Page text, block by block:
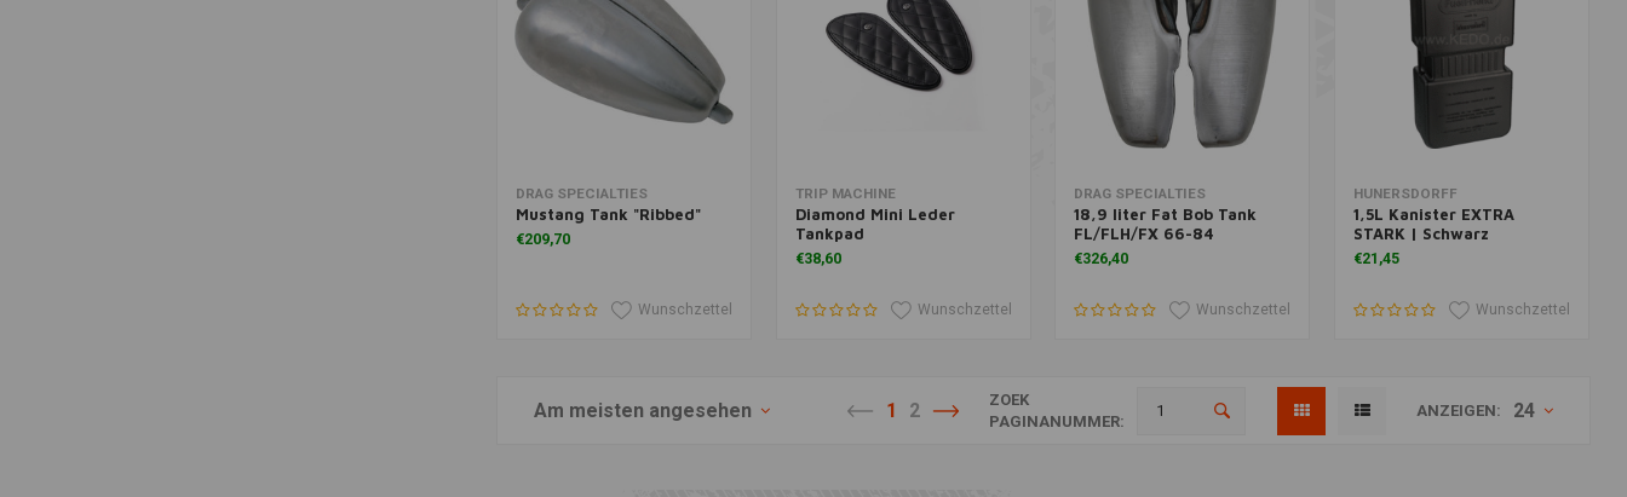
Zusatzinformation
DRAG SPECIALTIES
Mustang Tank "Ribbed"
€209,70
Wunschzettel
Zusatzinformation
TRIP MACHINE
Diamond Mini Leder
Tankpad
€38,60
Wunschzettel
Zusatzinformation
DRAG SPECIALTIES
18,9 liter Fat Bob Tank
FL/FLH/FX 66-84
€326,40
Wunschzettel
Zum Warenkorb hinzufügen
HUNERSDORFF
1,5L Kanister EXTRA
STARK | Schwarz
€21,45
Wunschzettel
Am meisten angesehen 1 2
ZOEK
PAGINANUMMER:
ANZEIGEN: 24